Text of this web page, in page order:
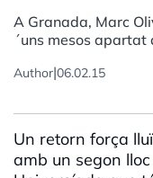
A Granada, Marc
´uns mesos
Author|06.02.15
Un retorn força
amb un segon